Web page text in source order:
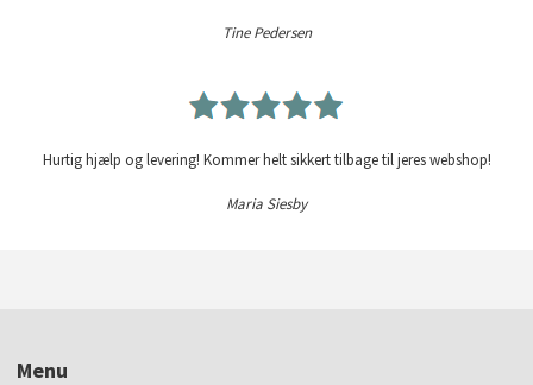
Tine Pedersen
Hurtig hjælp og levering! Kommer helt sikkert tilbage til jeres webshop!
Maria Siesby
Menu